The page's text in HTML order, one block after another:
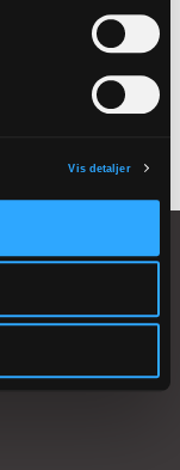
Vis detaljer